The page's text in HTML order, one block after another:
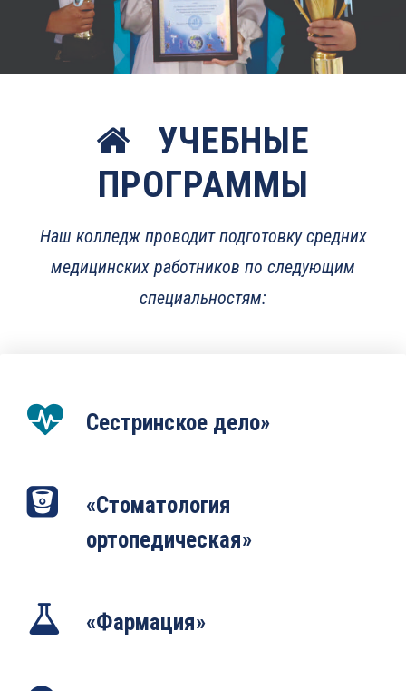
УЧЕБНЫЕ
ПРОГРАММЫ
Наш колледж проводит подготовку средних
медицинских работников по следующим
специальностям:
Сестринское дело»
«Стоматология
ортопедическая»
«Фармация»